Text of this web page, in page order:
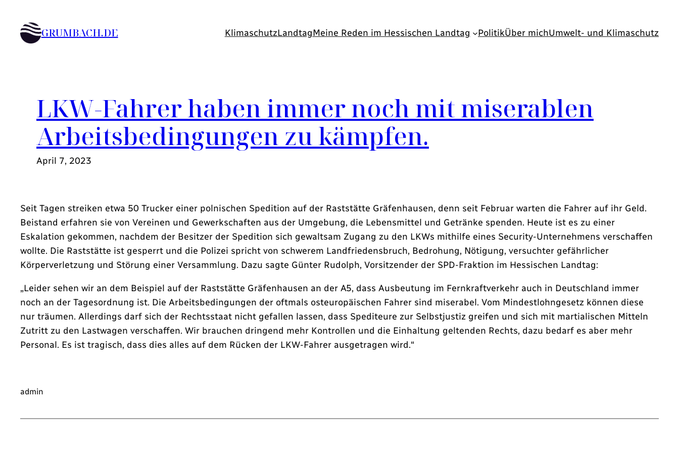
Inhalt
springenGRUMBACH.DE KlimaschutzLandtagMeine Reden im Hessischen Landtag PolitikÜber michUmwelt- und Klimaschutz
LKW-Fahrer haben immer noch mit miserablen
Arbeitsbedingungen zu kämpfen.
April 7, 2023
Seit Tagen streiken etwa 50 Trucker einer polnischen Spedition auf der Raststätte Gräfenhausen, denn seit Februar warten die Fahrer auf ihr Geld.
Beistand erfahren sie von Vereinen und Gewerkschaften aus der Umgebung, die Lebensmittel und Getränke spenden. Heute ist es zu einer
Eskalation gekommen, nachdem der Besitzer der Spedition sich gewaltsam Zugang zu den LKWs mithilfe eines Security-Unternehmens verschaffen
wollte. Die Raststätte ist gesperrt und die Polizei spricht von schwerem Landfriedensbruch, Bedrohung, Nötigung, versuchter gefährlicher
Körperverletzung und Störung einer Versammlung. Dazu sagte Günter Rudolph, Vorsitzender der SPD-Fraktion im Hessischen Landtag:
„Leider sehen wir an dem Beispiel auf der Raststätte Gräfenhausen an der A5, dass Ausbeutung im Fernkraftverkehr auch in Deutschland immer
noch an der Tagesordnung ist. Die Arbeitsbedingungen der oftmals osteuropäischen Fahrer sind miserabel. Vom Mindestlohngesetz können diese
nur träumen. Allerdings darf sich der Rechtsstaat nicht gefallen lassen, dass Spediteure zur Selbstjustiz greifen und sich mit martialischen Mitteln
Zutritt zu den Lastwagen verschaffen. Wir brauchen dringend mehr Kontrollen und die Einhaltung geltenden Rechts, dazu bedarf es aber mehr
Personal. Es ist tragisch, dass dies alles auf dem Rücken der LKW-Fahrer ausgetragen wird.“
admin